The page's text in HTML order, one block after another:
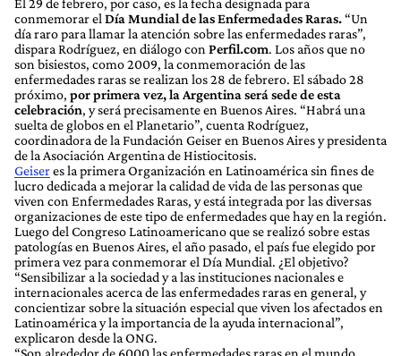
El 29 de febrero, por caso, es la fecha designada para
conmemorar el Día Mundial de las Enfermedades Raras. “Un
día raro para llamar la atención sobre las enfermedades raras”,
dispara Rodríguez, en diálogo con Perfil.com. Los años que no
son bisiestos, como 2009, la conmemoración de las
enfermedades raras se realizan los 28 de febrero. El sábado 28
próximo, por primera vez, la Argentina será sede de esta
celebración, y será precisamente en Buenos Aires. “Habrá una
suelta de globos en el Planetario”, cuenta Rodríguez,
coordinadora de la Fundación Geiser en Buenos Aires y presidenta
de la Asociación Argentina de Histiocitosis.
Geiseres la primera Organización en Latinoamérica sin fines de
lucro dedicada a mejorar la calidad de vida de las personas que
viven con Enfermedades Raras, y está integrada por las diversas
organizaciones de este tipo de enfermedades que hay en la región.
Luego del Congreso Latinoamericano que se realizó sobre estas
patologías en Buenos Aires, el año pasado, el país fue elegido por
primera vez para conmemorar el Día Mundial. ¿El objetivo?
“Sensibilizar a la sociedad y a las instituciones nacionales e
internacionales acerca de las enfermedades raras en general, y
concientizar sobre la situación especial que viven los afectados en
Latinoamérica y la importancia de la ayuda internacional”,
explicaron desde la ONG.
“Son alrededor de 6000 las enfermedades raras en el mundo,